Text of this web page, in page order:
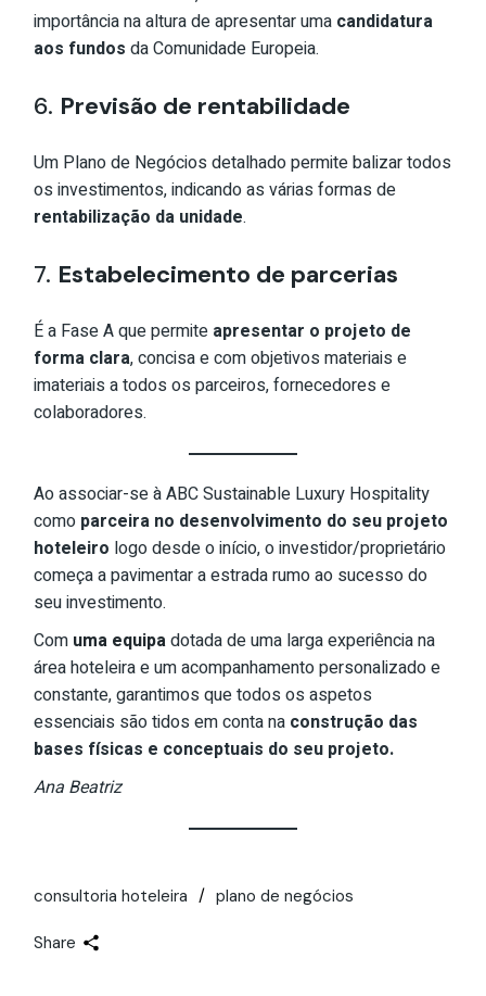
importância na altura de apresentar uma candidatura
aos fundosda Comunidade Europeia.
6. Previsão de rentabilidade
Um Plano de Negócios detalhado permite balizar todos
os investimentos, indicando as várias formas de
rentabilização da unidade.
7. Estabelecimento de parcerias
É a Fase A que permite apresentar o projeto de
forma clara, concisa e com objetivos materiais e
imateriais a todos os parceiros, fornecedores e
colaboradores.
Ao associar-se à ABC Sustainable Luxury Hospitality
como parceira no desenvolvimento do seu projeto
hoteleiro logo desde o início, o investidor/proprietário
começa a pavimentar a estrada rumo ao sucesso do
seu investimento.
Com uma equipadotada de uma larga experiência na
área hoteleira e um acompanhamento personalizado e
constante, garantimos que todos os aspetos
essenciais são tidos em conta na construção das
bases físicas e conceptuais do seu projeto.
Ana Beatriz
consultoria hoteleira plano de negócios
Share